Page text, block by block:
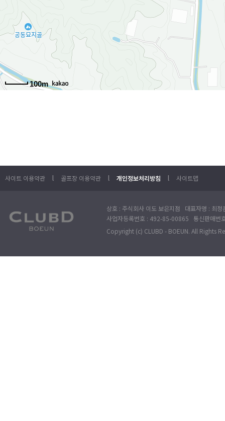
100m
사이트 이용약관 l 골프장 이용약관 l 개인정보처리방침 l 사이트맵
상호 : 주식회사 이도 보은지점 대표자명 : 최
사업자등록번호 : 492-85-00865 통신판매
Copyright (c) CLUBD - BOEUN. All Rights